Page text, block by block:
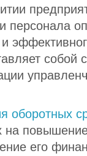
персонала
собой
оборотных
его